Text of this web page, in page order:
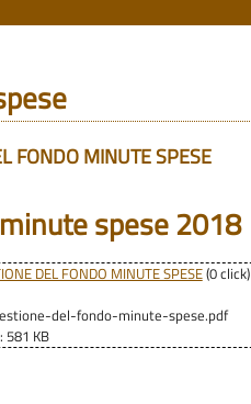
FONDO MINUTE SPESE
spese 2018
DEL FONDO MINUTE SPESE(0 click)
del-fondo-minute-spese.pdf
: 581 KB